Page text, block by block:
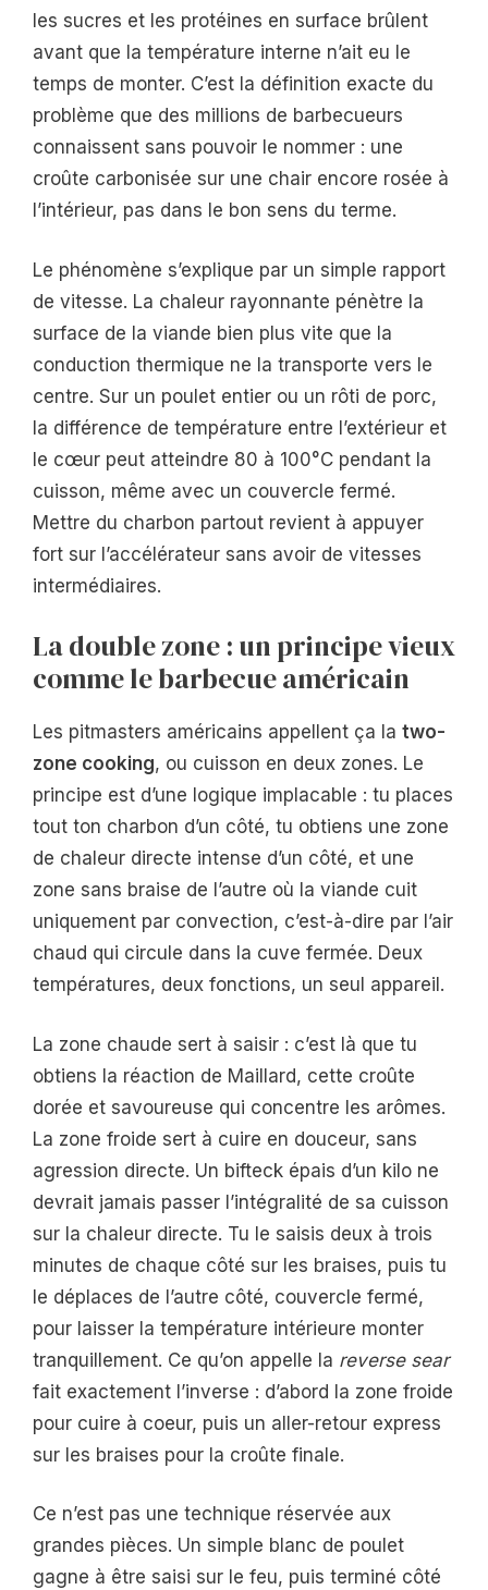
les sucres et les protéines en surface brûlent
avant que la température interne n’ait eu le
temps de monter. C’est la définition exacte du
problème que des millions de barbecueurs
connaissent sans pouvoir le nommer : une
croûte carbonisée sur une chair encore rosée à
l’intérieur, pas dans le bon sens du terme.
Le phénomène s’explique par un simple rapport
de vitesse. La chaleur rayonnante pénètre la
surface de la viande bien plus vite que la
conduction thermique ne la transporte vers le
centre. Sur un poulet entier ou un rôti de porc,
la différence de température entre l’extérieur et
le cœur peut atteindre 80 à 100°C pendant la
cuisson, même avec un couvercle fermé.
Mettre du charbon partout revient à appuyer
fort sur l’accélérateur sans avoir de vitesses
intermédiaires.
La double zone : un principe vieux
comme le barbecue américain
Les pitmasters américains appellent ça la two-
zone cooking, ou cuisson en deux zones. Le
principe est d’une logique implacable : tu places
tout ton charbon d’un côté, tu obtiens une zone
de chaleur directe intense d’un côté, et une
zone sans braise de l’autre où la viande cuit
uniquement par convection, c’est-à-dire par l’air
chaud qui circule dans la cuve fermée. Deux
températures, deux fonctions, un seul appareil.
La zone chaude sert à saisir : c’est là que tu
obtiens la réaction de Maillard, cette croûte
dorée et savoureuse qui concentre les arômes.
La zone froide sert à cuire en douceur, sans
agression directe. Un bifteck épais d’un kilo ne
devrait jamais passer l’intégralité de sa cuisson
sur la chaleur directe. Tu le saisis deux à trois
minutes de chaque côté sur les braises, puis tu
le déplaces de l’autre côté, couvercle fermé,
pour laisser la température intérieure monter
tranquillement. Ce qu’on appelle la reverse sear
fait exactement l’inverse : d’abord la zone froide
pour cuire à coeur, puis un aller-retour express
sur les braises pour la croûte finale.
Ce n’est pas une technique réservée aux
grandes pièces. Un simple blanc de poulet
gagne à être saisi sur le feu, puis terminé côté